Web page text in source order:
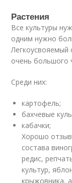
Растения
Все культуры
одним нужно
Легкоусвояемый
очень большого
Среди них:
картофель;
бахчевые
кабачки;
Хорошо
состава
редис,
культур,
крыжовника,